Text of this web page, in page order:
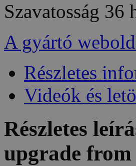
Szavatosság 36
A gyártó
Részletes
Videók és
Részletes
upgrade